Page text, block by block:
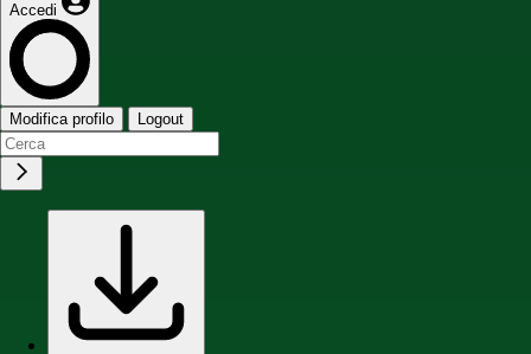
Accedi
Modifica profilo Logout